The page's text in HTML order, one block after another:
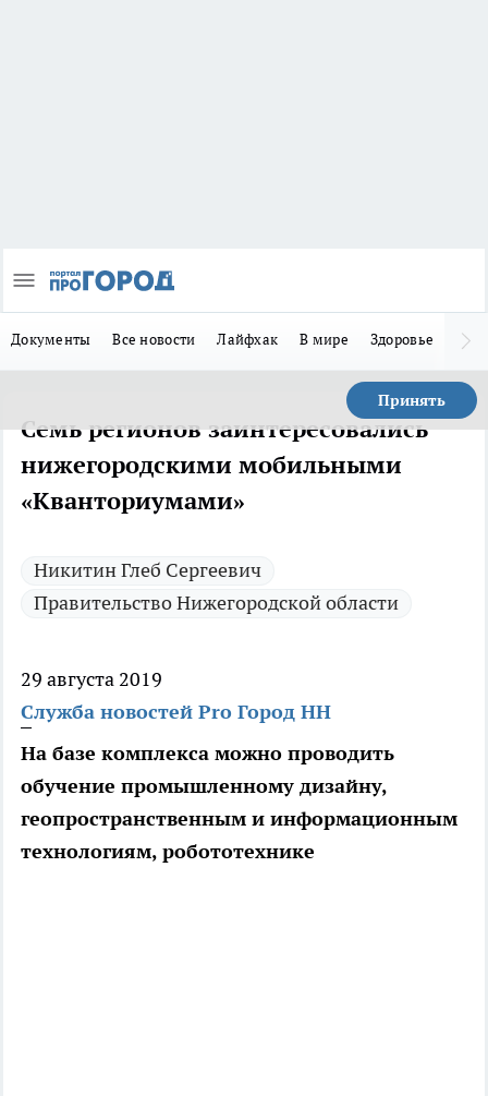
Документы Все новости Лайфхак В мире Здоровье
Принять
Семь регионов заинтересовались
нижегородскими мобильными
«Кванториумами»
Никитин Глеб Сергеевич
Правительство Нижегородской области
29 августа 2019
Служба новостей Pro Город НН
На базе комплекса можно проводить
обучение промышленному дизайну,
геопространственным и информационным
технологиям, робототехнике